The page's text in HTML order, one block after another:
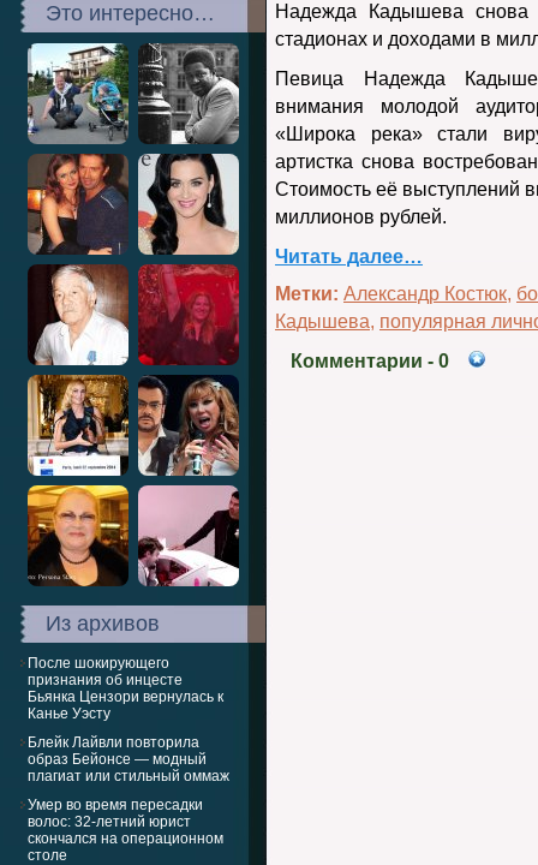
Это интересно…
Из архивов
После шокирующего
признания об инцесте
Бьянка Цензори вернулась к
Канье Уэсту
Блейк Лайвли повторила
образ Бейонсе — модный
плагиат или стильный оммаж
Умер во время пересадки
волос: 32-летний юрист
скончался на операционном
столе
Надежда Кадышева
стадионах и доходами в
Певица Надежда
внимания молодой
«Широка река» стали
артистка снова
Стоимость её выступлений
миллионов рублей.
Читать далее…
Метки: Александр Костюк,
Кадышева, популярная
Комментарии - 0